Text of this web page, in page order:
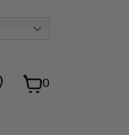
0